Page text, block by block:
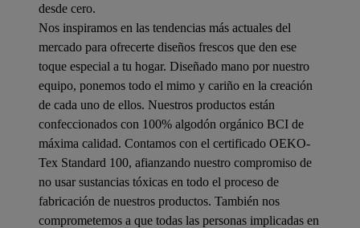
desde cero.
Nos inspiramos en las tendencias más actuales del
mercado para ofrecerte diseños frescos que den ese
toque especial a tu hogar. Diseñado mano por nuestro
equipo, ponemos todo el mimo y cariño en la creación
de cada uno de ellos. Nuestros productos están
confeccionados con 100% algodón orgánico BCI de
máxima calidad. Contamos con el certificado OEKO-
Tex Standard 100, afianzando nuestro compromiso de
no usar sustancias tóxicas en todo el proceso de
fabricación de nuestros productos. También nos
comprometemos a que todas las personas implicadas en